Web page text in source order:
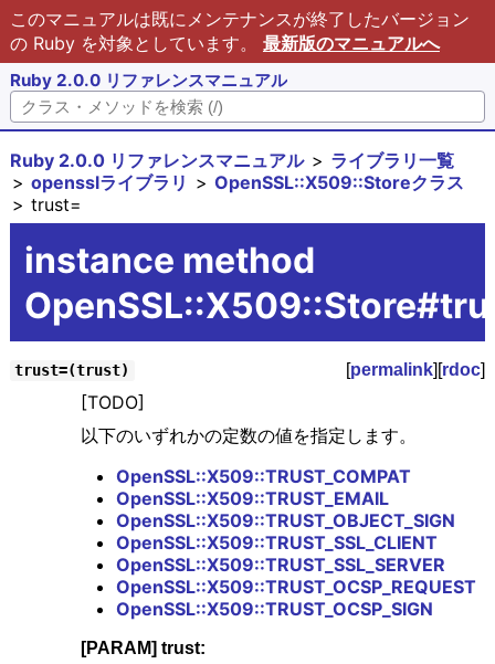
このマニュアルは既にメンテナンスが終了したバージョン
の Ruby を対象としています。 最新版のマニュアルへ
Ruby 2.0.0 リファレンスマニュアル
Ruby 2.0.0 リファレンスマニュアル
ライブラリ一覧
opensslライブラリ
OpenSSL::X509::Storeクラス
trust=
instance method
trust=(trust) [permalink][rdoc]
[TODO]
以下のいずれかの定数の値を指定します。
OpenSSL::X509::TRUST_COMPAT
OpenSSL::X509::TRUST_EMAIL
OpenSSL::X509::TRUST_OBJECT_SIGN
OpenSSL::X509::TRUST_SSL_CLIENT
OpenSSL::X509::TRUST_SSL_SERVER
OpenSSL::X509::TRUST_OCSP_REQUEST
OpenSSL::X509::TRUST_OCSP_SIGN
[PARAM] trust: